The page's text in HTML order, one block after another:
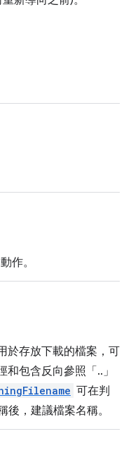
作。
於存放下載的檔案，可
包含反向參照「..」
可在判
後，建議檔案名稱。